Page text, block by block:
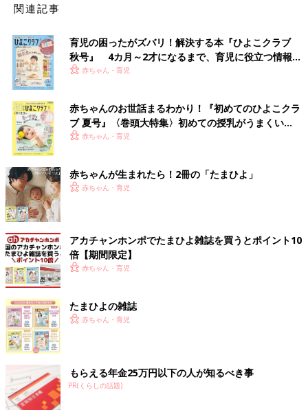
関連記事
育児の困ったがズバリ！解決する本『ひよこクラブ
秋号』 4カ月～2才になるまで、育児に役立つ情報が
いっぱい！
赤ちゃん・育児
赤ちゃんのお世話まるわかり！『初めてのひよこクラ
ブ 夏号』〈巻頭大特集〉初めての授乳がうまくい
く！ おっぱい・ミルクの基本と夏のトラブル 解決テ
赤ちゃん・育児
赤ちゃんが生まれたら！2冊の「たまひよ」
赤ちゃん・育児
アカチャンホンポでたまひよ雑誌を買うとポイント10
倍【期間限定】
赤ちゃん・育児
たまひよの雑誌
赤ちゃん・育児
もらえる年金25万円以下の人が知るべき事
PR(くらしの話題)